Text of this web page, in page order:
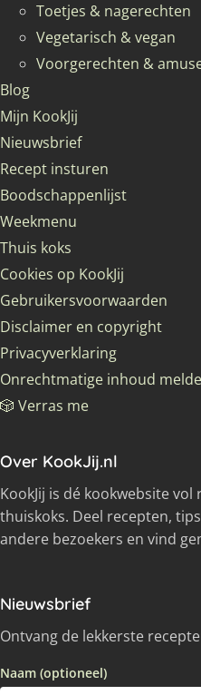
Toetjes & nagerechten
Vegetarisch & vegan
Voorgerechten &
Blog
Mijn KookJij
Nieuwsbrief
Recept insturen
Boodschappenlijst
Weekmenu
Thuis koks
Cookies op KookJij
Gebruikersvoorwaarden
Disclaimer en copyright
Privacyverklaring
Onrechtmatige inhoud
🎲 Verras me
Over KookJij.nl
KookJij is dé kookwebsite
thuiskoks. Deel recepten,
andere bezoekers en vind
Nieuwsbrief
Ontvang de lekkerste
Naam (optioneel)